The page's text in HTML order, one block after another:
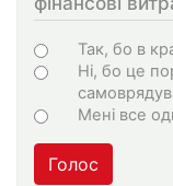
Choices
Так, бо в
Ні, бо це
Мені все
Голос